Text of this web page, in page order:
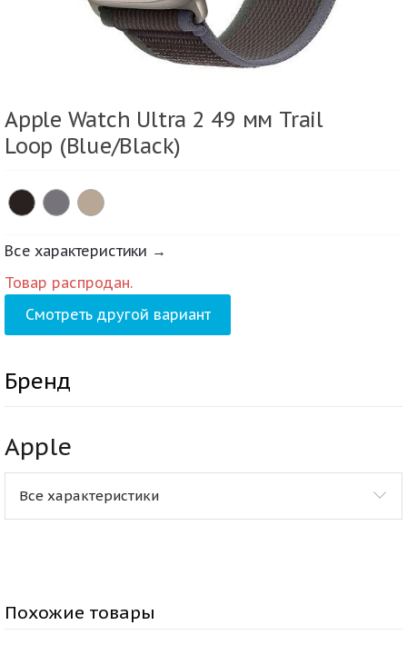
Apple Watch Ultra 2 49 мм Trail
Loop (Blue/Black)
Все характеристики →
Товар распродан.
Смотреть другой вариант
Бренд
Apple
Все характеристики
Похожие товары